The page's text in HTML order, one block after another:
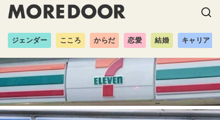
ジェンダー こころ からだ 恋愛 結婚 キャリア